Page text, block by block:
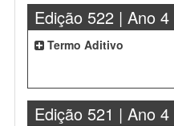
Edição 522 | Ano 4
Termo Aditivo
Edição 521 | Ano 4